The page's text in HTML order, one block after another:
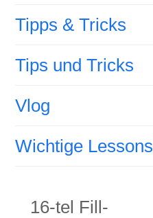
Tipps & Tricks
Tips und Tricks
Vlog
Wichtige Lessons
16-tel Fill-